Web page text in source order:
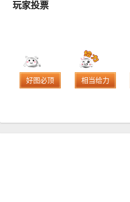
玩家投票
好图必顶 相当给力